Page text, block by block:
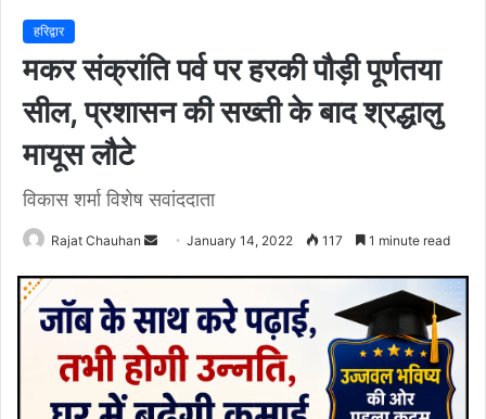
हरिद्वार
मकर संक्रांति पर्व पर हरकी पौड़ी पूर्णतया
सील, प्रशासन की सख्ती के बाद श्रद्धालु
मायूस लौटे
विकास शर्मा विशेष सवांददाता
Rajat Chauhan
Send January 14, 2022 117 1 minute read